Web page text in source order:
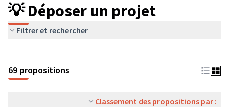
💡 Déposer un projet
Filtrer et rechercher
69 propositions
Classement des propositions par :